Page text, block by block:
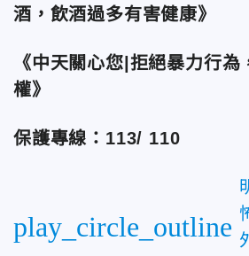
酒，飲酒過多有害健康》
《中天關心您|拒絕暴力行為
權》
保護專線：113/ 110
play_circle_outline